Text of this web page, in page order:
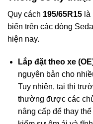
Quy cách 195/65R15
biến trên các dòng
hiện nay.
Lắp đặt theo xe
nguyên bản cho
Tuy nhiên, tại thị
thường được các
nâng cấp để thay